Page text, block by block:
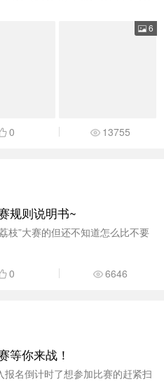
6
0 13755
规则说明书~
枝”大赛的但还不知道怎么比不要
0 6646
等你来战！
报名倒计时了想参加比赛的赶紧扫